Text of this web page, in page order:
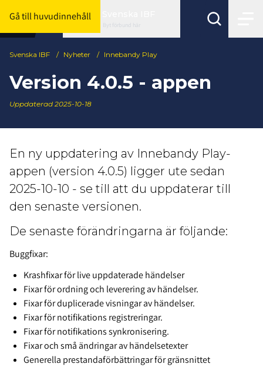
Gå till huvudinnehåll
Byt förbund här
Svenska IBF / Nyheter / Innebandy Play
Version 4.0.5 - appen
Uppdaterad 2025-10-18
En ny uppdatering av Innebandy Play-
appen (version 4.0.5) ligger ute sedan
2025-10-10 - se till att du uppdaterar till
den senaste versionen.
De senaste förändringarna är följande:
Buggfixar:
Krashfixar för live uppdaterade händelser
Fixar för ordning och leverering av händelser.
Fixar för duplicerade visningar av händelser.
Fixar för notifikations registreringar.
Fixar för notifikations synkronisering.
Fixar och små ändringar av händelsetexter
Generella prestandaförbättringar för gränsnittet